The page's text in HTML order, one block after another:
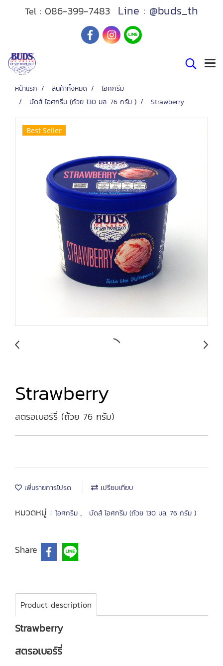
Tel : 086-399-7483 Line : @buds_th
หน้าแรก สินค้าทั้งหมด
ไอศกรีม
บัดส์ ไอศกรีม (ถ้วย 130 มล. 76 กรัม )
Strawberry
Best Seller
Strawberry
สตรอเบอร์รี่ (ถ้วย 76 กรัม)
เพิ่มรายการโปรด เปรียบเทียบ
หมวดหมู่ : ไอศกรีม , บัดส์ ไอศกรีม (ถ้วย 130 มล. 76 กรัม )
Share
Product description
Strawberry
สตรอเบอร์รี่